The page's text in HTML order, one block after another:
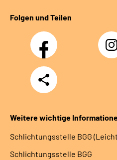
Folgen und Teilen
Facebook
Teilen
Weitere wichtige
Schlich­tungs­stel­le BGG
Schlich­tungs­stel­le BGG